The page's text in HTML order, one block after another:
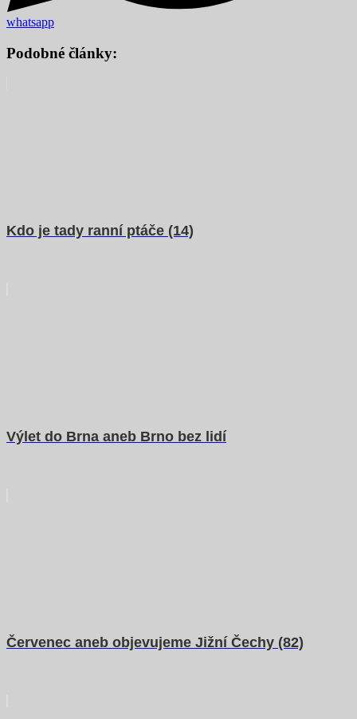
whatsapp
Podobné články:
Kdo je tady ranní ptáče (14)
Výlet do Brna aneb Brno bez lidí
Červenec aneb objevujeme Jižní Čechy (82)